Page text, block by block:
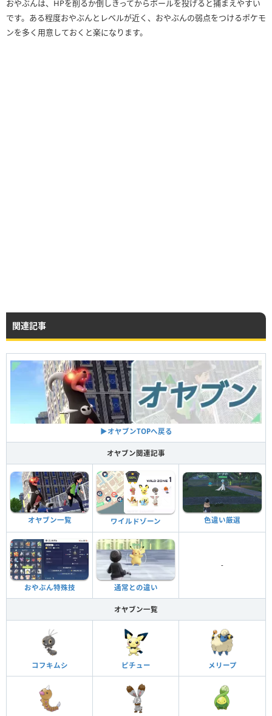
おやぶんは、HPを削るか倒しきってからボールを投げると捕まえやすい
です。ある程度おやぶんとレベルが近く、おやぶんの弱点をつけるポケモ
ンを多く用意しておくと楽になります。
関連記事
▶︎オヤブンTOPへ戻る
オヤブン関連記事
オヤブン一覧 ワイルドゾーン 色違い厳選
おやぶん特殊技 通常との違い
-
オヤブン一覧
コフキムシ ピチュー メリープ